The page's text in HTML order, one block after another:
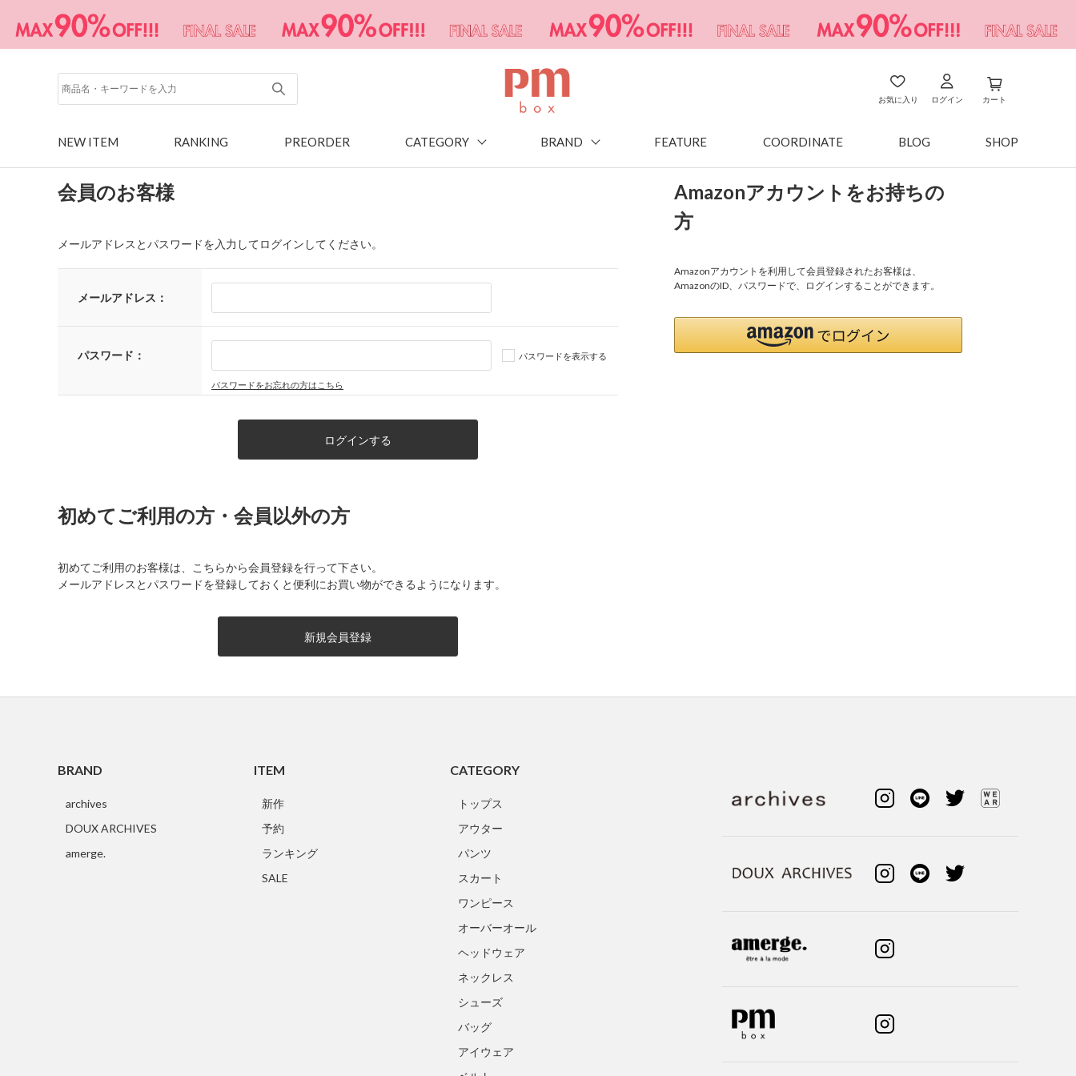
お気に入り ログイン カート
NEW ITEM RANKING PREORDER CATEGORY BRAND FEATURE COORDINATE BLOG SHOP
会員のお客様
メールアドレスとパスワードを入力してログインしてください。
メールアドレス：
パスワード： パスワードを表示する
パスワードをお忘れの方はこちら
Amazonアカウントをお持ちの
方
Amazonアカウントを利用して会員登録されたお客様は、
AmazonのID、パスワードで、ログインすることができます。
初めてご利用の方・会員以外の方
初めてご利用のお客様は、こちらから会員登録を行って下さい。
メールアドレスとパスワードを登録しておくと便利にお買い物ができるようになります。
BRAND
archives
DOUX ARCHIVES
amerge.
ITEM
新作
予約
ランキング
SALE
CATEGORY
トップス
アウター
パンツ
スカート
ワンピース
オーバーオール
ヘッドウェア
ネックレス
シューズ
バッグ
アイウェア